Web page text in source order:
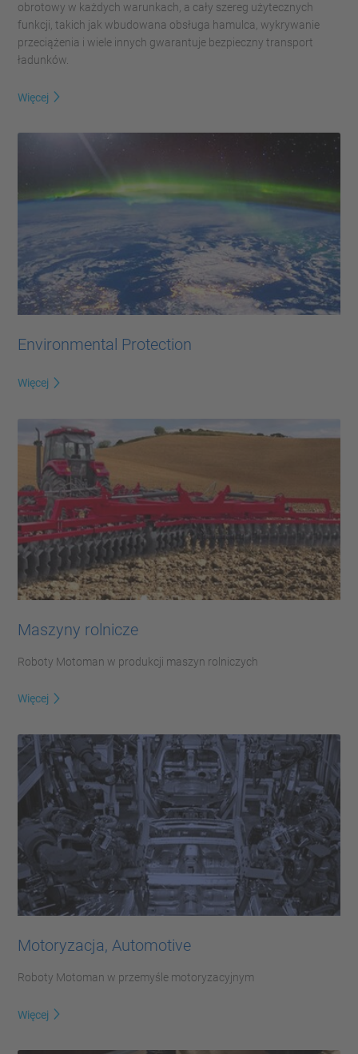
obrotowy w każdych warunkach, a cały szereg użytecznych
funkcji, takich jak wbudowana obsługa hamulca, wykrywanie
przeciążenia i wiele innych gwarantuje bezpieczny transport
ładunków.
Więcej
Environmental Protection
Więcej
Maszyny rolnicze
Roboty Motoman w produkcji maszyn rolniczych
Więcej
Motoryzacja, Automotive
Roboty Motoman w przemyśle motoryzacyjnym
Więcej